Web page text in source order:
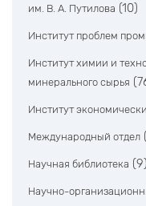
им. В. А. Путилова (10)
Институт проблем
Институт химии и
минерального сырья
Институт
Международный отдел
Научная библиотека (9)
Научно-